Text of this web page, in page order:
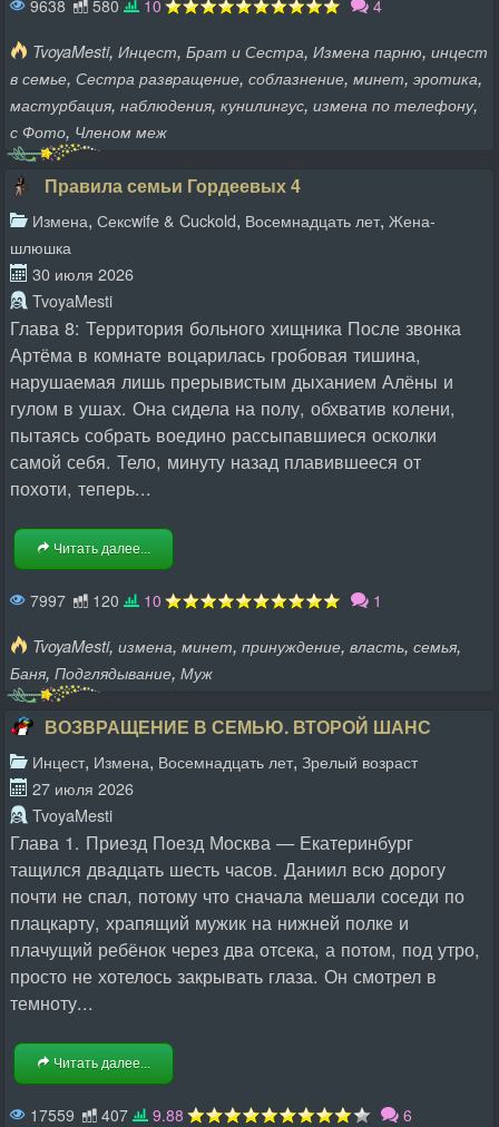
9638 580 10 4
TvoyaMesti, Инцест, Брат и Сестра, Измена парню, инцест
в семье, Сестра развращение, соблазнение, минет, эротика,
мастурбация, наблюдения, кунилингус, измена по телефону,
с Фото, Членом меж
Правила семьи Гордеевых 4
Измена, Сексwife & Cuckold, Восемнадцать лет, Жена-
шлюшка
30 июля 2026
TvoyaMesti
Глава 8: Территория больного хищника После звонка
Артёма в комнате воцарилась гробовая тишина,
нарушаемая лишь прерывистым дыханием Алёны и
гулом в ушах. Она сидела на полу, обхватив колени,
пытаясь собрать воедино рассыпавшиеся осколки
самой себя. Тело, минуту назад плавившееся от
похоти, теперь...
Читать далее...
7997 120 10 1
TvoyaMesti, измена, минет, принуждение, власть, семья,
Баня, Подглядывание, Муж
ВОЗВРАЩЕНИЕ В СЕМЬЮ. ВТОРОЙ ШАНС
Инцест, Измена, Восемнадцать лет, Зрелый возраст
27 июля 2026
TvoyaMesti
Глава 1. Приезд Поезд Москва — Екатеринбург
тащился двадцать шесть часов. Даниил всю дорогу
почти не спал, потому что сначала мешали соседи по
плацкарту, храпящий мужик на нижней полке и
плачущий ребёнок через два отсека, а потом, под утро,
просто не хотелось закрывать глаза. Он смотрел в
темноту...
Читать далее...
17559 407 9.88 6